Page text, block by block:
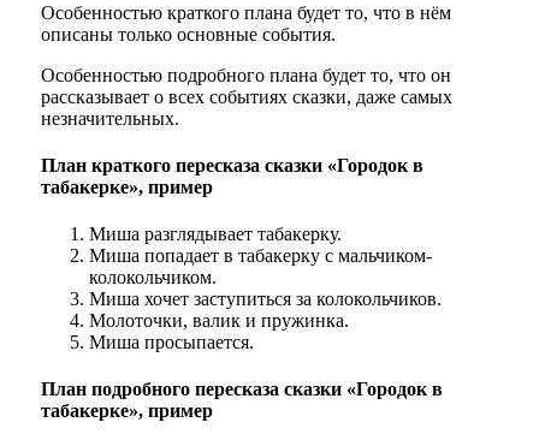
Особенностью краткого плана будет то, что в нём
описаны только основные события.
Особенностью подробного плана будет то, что он
рассказывает о всех событиях сказки, даже самых
незначительных.
План краткого пересказа сказки «Городок в
табакерке», пример
Миша разглядывает табакерку.
Миша попадает в табакерку с мальчиком-
колокольчиком.
Миша хочет заступиться за колокольчиков.
Молоточки, валик и пружинка.
Миша просыпается.
План подробного пересказа сказки «Городок в
табакерке», пример